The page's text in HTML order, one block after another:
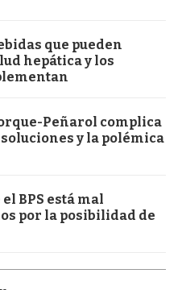
que pueden
hepática y los
Peñarol complica
y la polémica
BPS está mal
por la posibilidad de